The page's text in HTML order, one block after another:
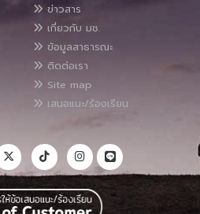
ข่าวสาร
เกี่ยวกับ มช.
ข้อมูลสาธารณะ
ติดต่อเรา
Site map
เสนอแนะ/ร้องเรียน